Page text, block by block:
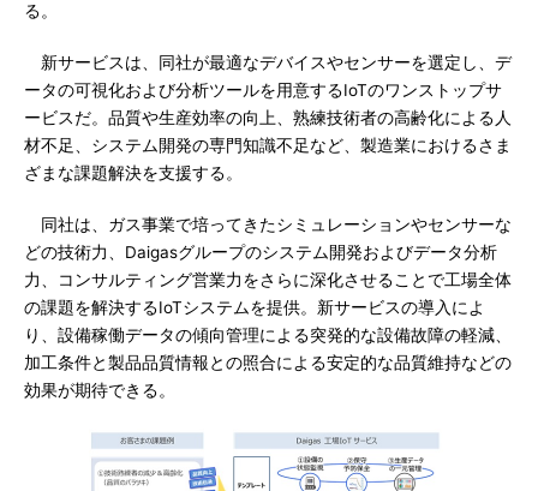
る。
新サービスは、同社が最適なデバイスやセンサーを選定し、デ
ータの可視化および分析ツールを用意するIoTのワンストップサ
ービスだ。品質や生産効率の向上、熟練技術者の高齢化による人
材不足、システム開発の専門知識不足など、製造業におけるさま
ざまな課題解決を支援する。
同社は、ガス事業で培ってきたシミュレーションやセンサーな
どの技術力、Daigasグループのシステム開発およびデータ分析
力、コンサルティング営業力をさらに深化させることで工場全体
の課題を解決するIoTシステムを提供。新サービスの導入によ
り、設備稼働データの傾向管理による突発的な設備故障の軽減、
加工条件と製品品質情報との照合による安定的な品質維持などの
効果が期待できる。